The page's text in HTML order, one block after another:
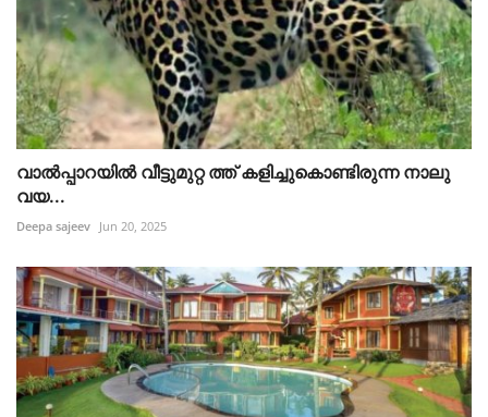
വാൽപ്പാറയിൽ വീട്ടുമുറ്റ ത്ത് കളിച്ചുകൊണ്ടിരുന്ന നാലു
വയ...
Deepa sajeev Jun 20, 2025